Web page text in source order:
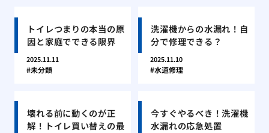
トイレつまりの本当の原
因と家庭でできる限界
2025.11.11
未分類
洗濯機からの水漏れ！自
分で修理できる？
2025.11.10
水道修理
壊れる前に動くのが正
解！トイレ買い替えの最
今すぐやるべき！洗濯機
水漏れの応急処置